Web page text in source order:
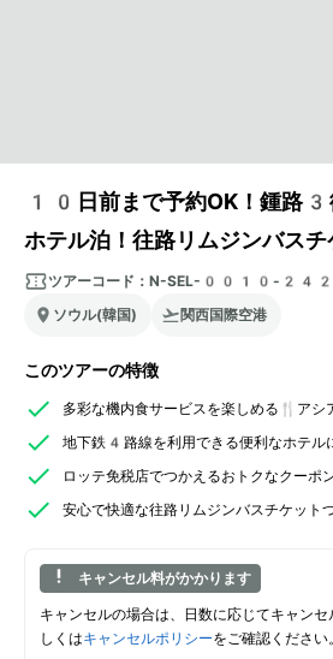
10日前まで予約OK！鍾路3
ホテル泊！往路リムジンバスチ
ツアーコード： N-SEL-0010-
ソウル(韓国)
関西国際空港
このツアーの特徴
多彩な機内食サービスを楽しめる🍴アシ
地下鉄4路線を利用できる便利なホテル
ロッテ免税店でつかえるおトクなクー
安心で快適な往路リムジンバスチケット
キャンセル料がかかります
キャンセルの場合は、日数に応じてキャン
しくはキャンセルポリシーをご確認ください。